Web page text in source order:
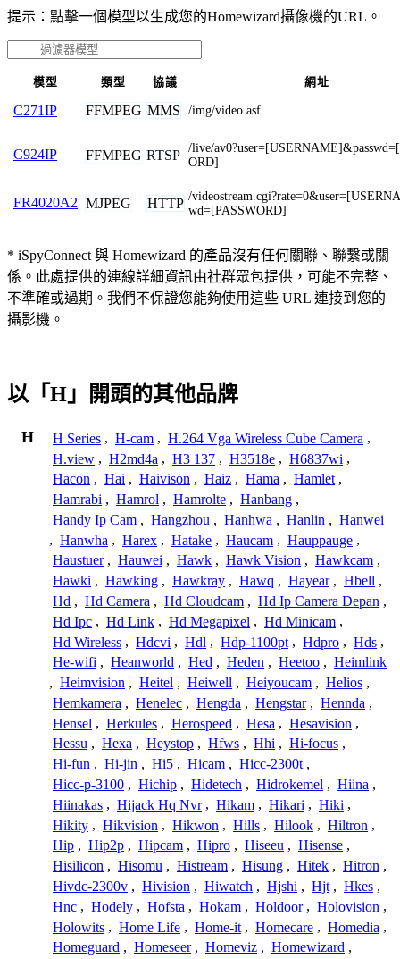
提示：點擊一個模型以生成您的Homewizard攝像機的URL。
模型 類型 協議 網址
C271IP FFMPEG MMS /img/video.asf
C924IP FFMPEG RTSP /live/
ORD]
FR4020A2 MJPEG HTTP /
wd=[PASSWORD]
* iSpyConnect 與 Homewizard 的產品沒有任何關聯、聯繫或關
係。此處提供的連線詳細資訊由社群眾包提供，可能不完整、
不準確或過期。我們不保證您能夠使用這些 URL 連接到您的
攝影機。
以「H」開頭的其他品牌
H H Series , H-cam , H.264 Vga Wireless Cube Camera ,
H.view , H2md4a , H3 137 , H3518e , H6837wi ,
Hacon , Hai , Haivison , Haiz , Hama , Hamlet ,
Hamrabi , Hamrol , Hamrolte , Hanbang ,
Handy Ip Cam , Hangzhou , Hanhwa , Hanlin , Hanwei
, Hanwha , Harex , Hatake , Haucam , Hauppauge ,
Haustuer , Hauwei , Hawk , Hawk Vision , Hawkcam ,
Hawki , Hawking , Hawkray , Hawq , Hayear , Hbell ,
Hd , Hd Camera , Hd Cloudcam , Hd Ip Camera Depan ,
Hd Ipc , Hd Link , Hd Megapixel , Hd Minicam ,
Hd Wireless , Hdcvi , Hdl , Hdp-1100pt , Hdpro , Hds ,
He-wifi , Heanworld , Hed , Heden , Heetoo , Heimlink
, Heimvision , Heitel , Heiwell , Heiyoucam , Helios ,
Hemkamera , Henelec , Hengda , Hengstar , Hennda ,
Hensel , Herkules , Herospeed , Hesa , Hesavision ,
Hessu , Hexa , Heystop , Hfws , Hhi , Hi-focus ,
Hi-fun , Hi-jin , Hi5 , Hicam , Hicc-2300t ,
Hicc-p-3100 , Hichip , Hidetech , Hidrokemel , Hiina ,
Hiinakas , Hijack Hq Nvr , Hikam , Hikari , Hiki ,
Hikity , Hikvision , Hikwon , Hills , Hilook , Hiltron ,
Hip , Hip2p , Hipcam , Hipro , Hiseeu , Hisense ,
Hisilicon , Hisomu , Histream , Hisung , Hitek , Hitron ,
Hivdc-2300v , Hivision , Hiwatch , Hjshi , Hjt , Hkes ,
Hnc , Hodely , Hofsta , Hokam , Holdoor , Holovision ,
Holowits , Home Life , Home-it , Homecare , Homedia ,
Homeguard , Homeseer , Homeviz , Homewizard ,